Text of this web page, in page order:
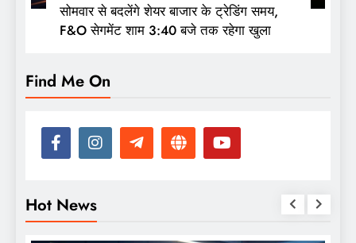
सोमवार से बदलेंगे शेयर बाजार के ट्रेडिंग समय,
F&O सेगमेंट शाम 3:40 बजे तक रहेगा खुला
Find Me On
Hot News